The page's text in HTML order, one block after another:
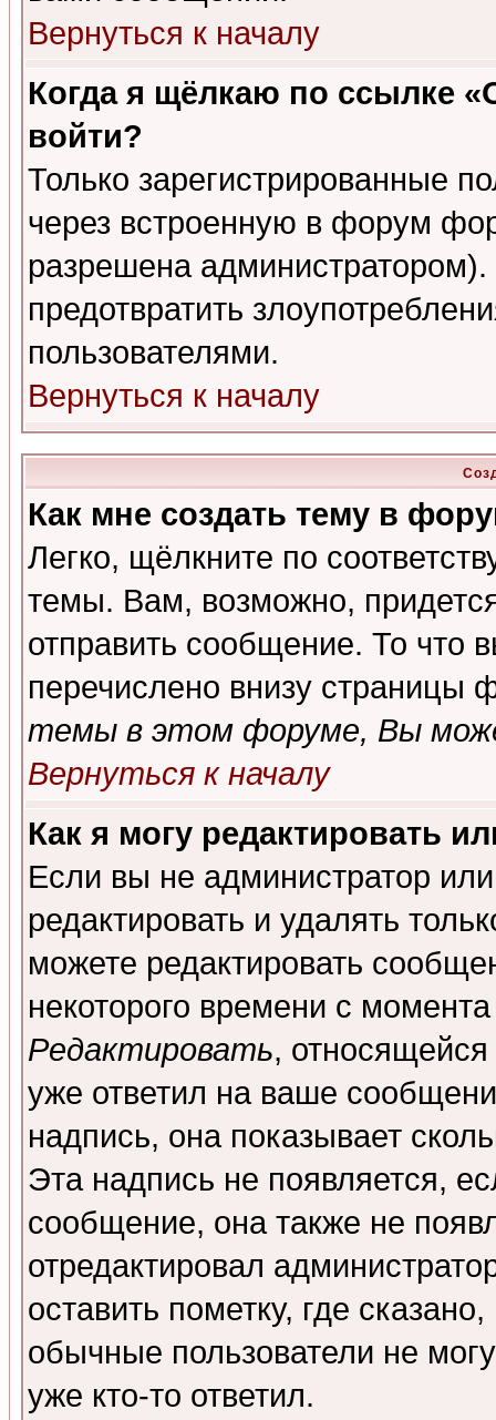
Вернуться к началу
Когда я щёлкаю по ссылке
войти?
Только зарегистрированные
через встроенную в форум
разрешена
предотвратить
пользователями.
Вернуться к началу
Как мне создать тему в
Легко, щёлкните по
темы. Вам, возможно,
отправить сообщение. То что
перечислено внизу страницы
темы в этом форуме, Вы
Вернуться к началу
Как я могу редактировать
Если вы не администратор
редактировать и удалять
можете редактировать
некоторого времени с
Редактировать,
уже ответил на ваше
надпись, она показывает
Эта надпись не появляется,
сообщение, она также не
отредактировал
оставить пометку, где
обычные пользователи не
уже кто-то ответил.